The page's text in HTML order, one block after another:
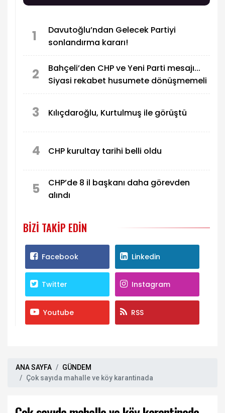
1
Davutoğlu’ndan Gelecek Partiyi
sonlandırma kararı!
2
Bahçeli’den CHP ve Yeni Parti mesajı...
Siyasi rekabet husumete dönüşmemeli
3 Kılıçdaroğlu, Kurtulmuş ile görüştü
4 CHP kurultay tarihi belli oldu
5
CHP’de 8 il başkanı daha görevden
alındı
BIZI TAKIP EDIN
Facebook Linkedin
Twitter Instagram
Youtube RSS
ANA SAYFA
GÜNDEM
Çok sayıda mahalle ve köy karantinada